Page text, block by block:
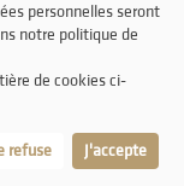
personnelles seront
notre politique de
de cookies ci-
refuse J'accepte